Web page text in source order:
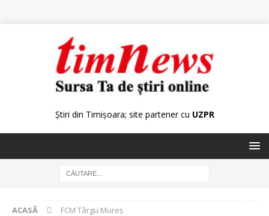
Știri din Timișoara; site partener cu UZPR
ACASĂ FCM Târgu Mureș